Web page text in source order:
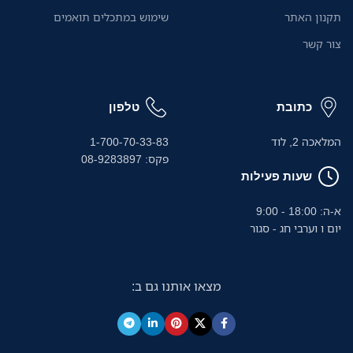
תקנון האתר
צור קשר
שימוש במתכלים תואמים
כתובת
המלאכה 2, לוד
שעות פעילות
א-ה: 18:00 - 9:00
יום ו וערבי חג - סגור
טלפון
1-700-70-33-83
פקס: 08-9283897
מצאו אותנו גם ב: